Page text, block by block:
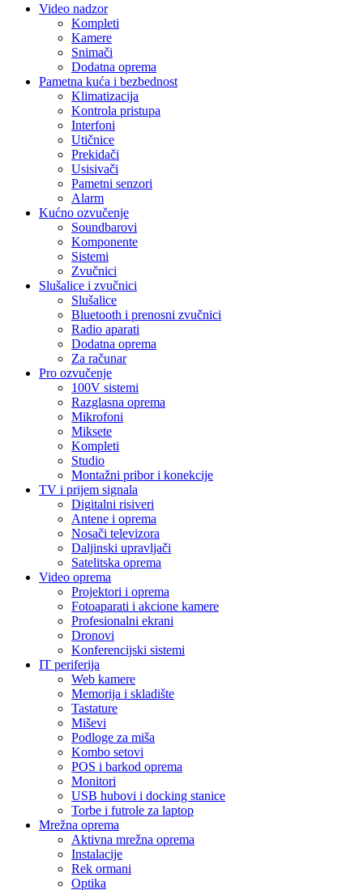
Video nadzor
Kompleti
Kamere
Snimači
Dodatna oprema
Pametna kuća i bezbednost
Klimatizacija
Kontrola pristupa
Interfoni
Utičnice
Prekidači
Usisivači
Pametni senzori
Alarm
Kućno ozvučenje
Soundbarovi
Komponente
Sistemi
Zvučnici
Slušalice i zvučnici
Slušalice
Bluetooth i prenosni zvučnici
Radio aparati
Dodatna oprema
Za računar
Pro ozvučenje
100V sistemi
Razglasna oprema
Mikrofoni
Miksete
Kompleti
Studio
Montažni pribor i konekcije
TV i prijem signala
Digitalni risiveri
Antene i oprema
Nosači televizora
Daljinski upravljači
Satelitska oprema
Video oprema
Projektori i oprema
Fotoaparati i akcione kamere
Profesionalni ekrani
Dronovi
Konferencijski sistemi
IT periferija
Web kamere
Memorija i skladište
Tastature
Miševi
Podloge za miša
Kombo setovi
POS i barkod oprema
Monitori
USB hubovi i docking stanice
Torbe i futrole za laptop
Mrežna oprema
Aktivna mrežna oprema
Instalacije
Rek ormani
Optika